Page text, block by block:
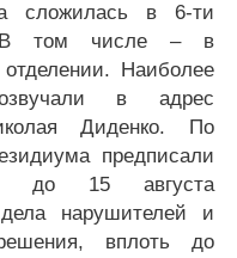
сложилась в 6-ти
В том числе – в
Наиболее
в адрес
Диденко. По
предписали
до 15 августа
дела нарушителей и
вплоть до